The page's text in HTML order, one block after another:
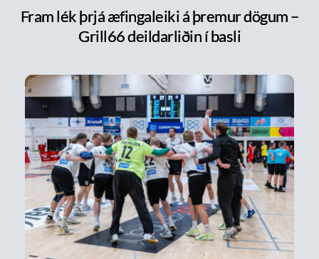
Fram lék þrjá æfingaleiki á þremur dögum –
Grill66 deildarliðin í basli